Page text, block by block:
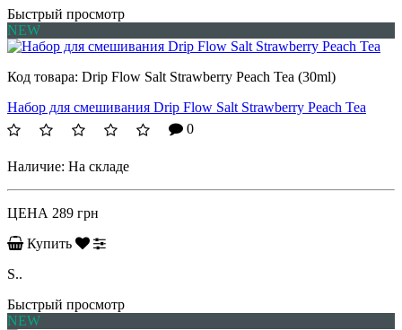
Быстрый просмотр
NEW
Код товара: Drip Flow Salt Strawberry Peach Tea (30ml)
Набор для смешивания Drip Flow Salt Strawberry Peach Tea
0
Наличие: На складе
ЦЕНА 289 грн
Купить
S..
Быстрый просмотр
NEW